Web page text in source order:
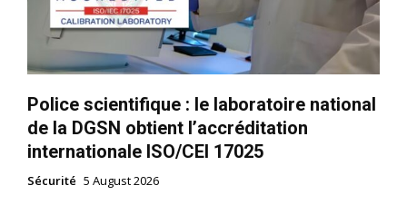
Police scientifique : le laboratoire national
de la DGSN obtient l’accréditation
internationale ISO/CEI 17025
Sécurité 5 August 2026